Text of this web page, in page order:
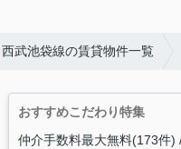
西武池袋線の賃貸物件一覧
おすすめこだわり特集
仲介手数料最大無料(173件)